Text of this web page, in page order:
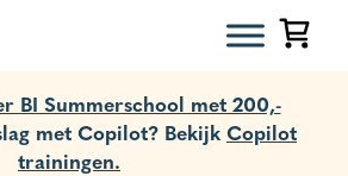
BI Summerschool met 200,-
met Copilot? Bekijk Copilot
trainingen.